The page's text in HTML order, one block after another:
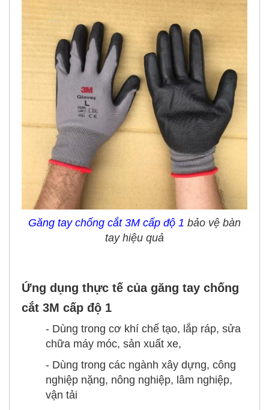
Găng tay chống cắt 3M cấp độ 1 bảo vệ bàn
tay hiệu quả
Ứng dụng thực tế của găng tay chống
cắt 3M cấp độ 1
- Dùng trong cơ khí chế tạo, lắp ráp, sửa
chữa máy móc, sản xuất xe,
- Dùng trong các ngành xây dựng, công
nghiệp nặng, nông nghiệp, lâm nghiệp,
vận tải